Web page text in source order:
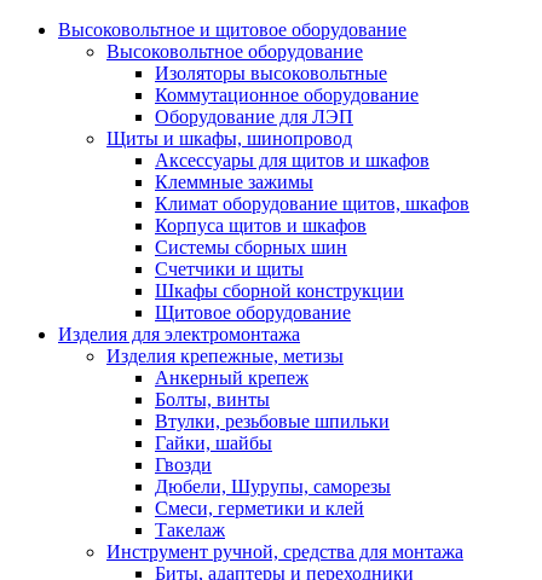
Высоковольтное и щитовое оборудование
Высоковольтное оборудование
Изоляторы высоковольтные
Коммутационное оборудование
Оборудование для ЛЭП
Щиты и шкафы, шинопровод
Аксессуары для щитов и шкафов
Клеммные зажимы
Климат оборудование щитов, шкафов
Корпуса щитов и шкафов
Системы сборных шин
Счетчики и щиты
Шкафы сборной конструкции
Щитовое оборудование
Изделия для электромонтажа
Изделия крепежные, метизы
Анкерный крепеж
Болты, винты
Втулки, резьбовые шпильки
Гайки, шайбы
Гвозди
Дюбели, Шурупы, саморезы
Смеси, герметики и клей
Такелаж
Инструмент ручной, средства для монтажа
Биты, адаптеры и переходники